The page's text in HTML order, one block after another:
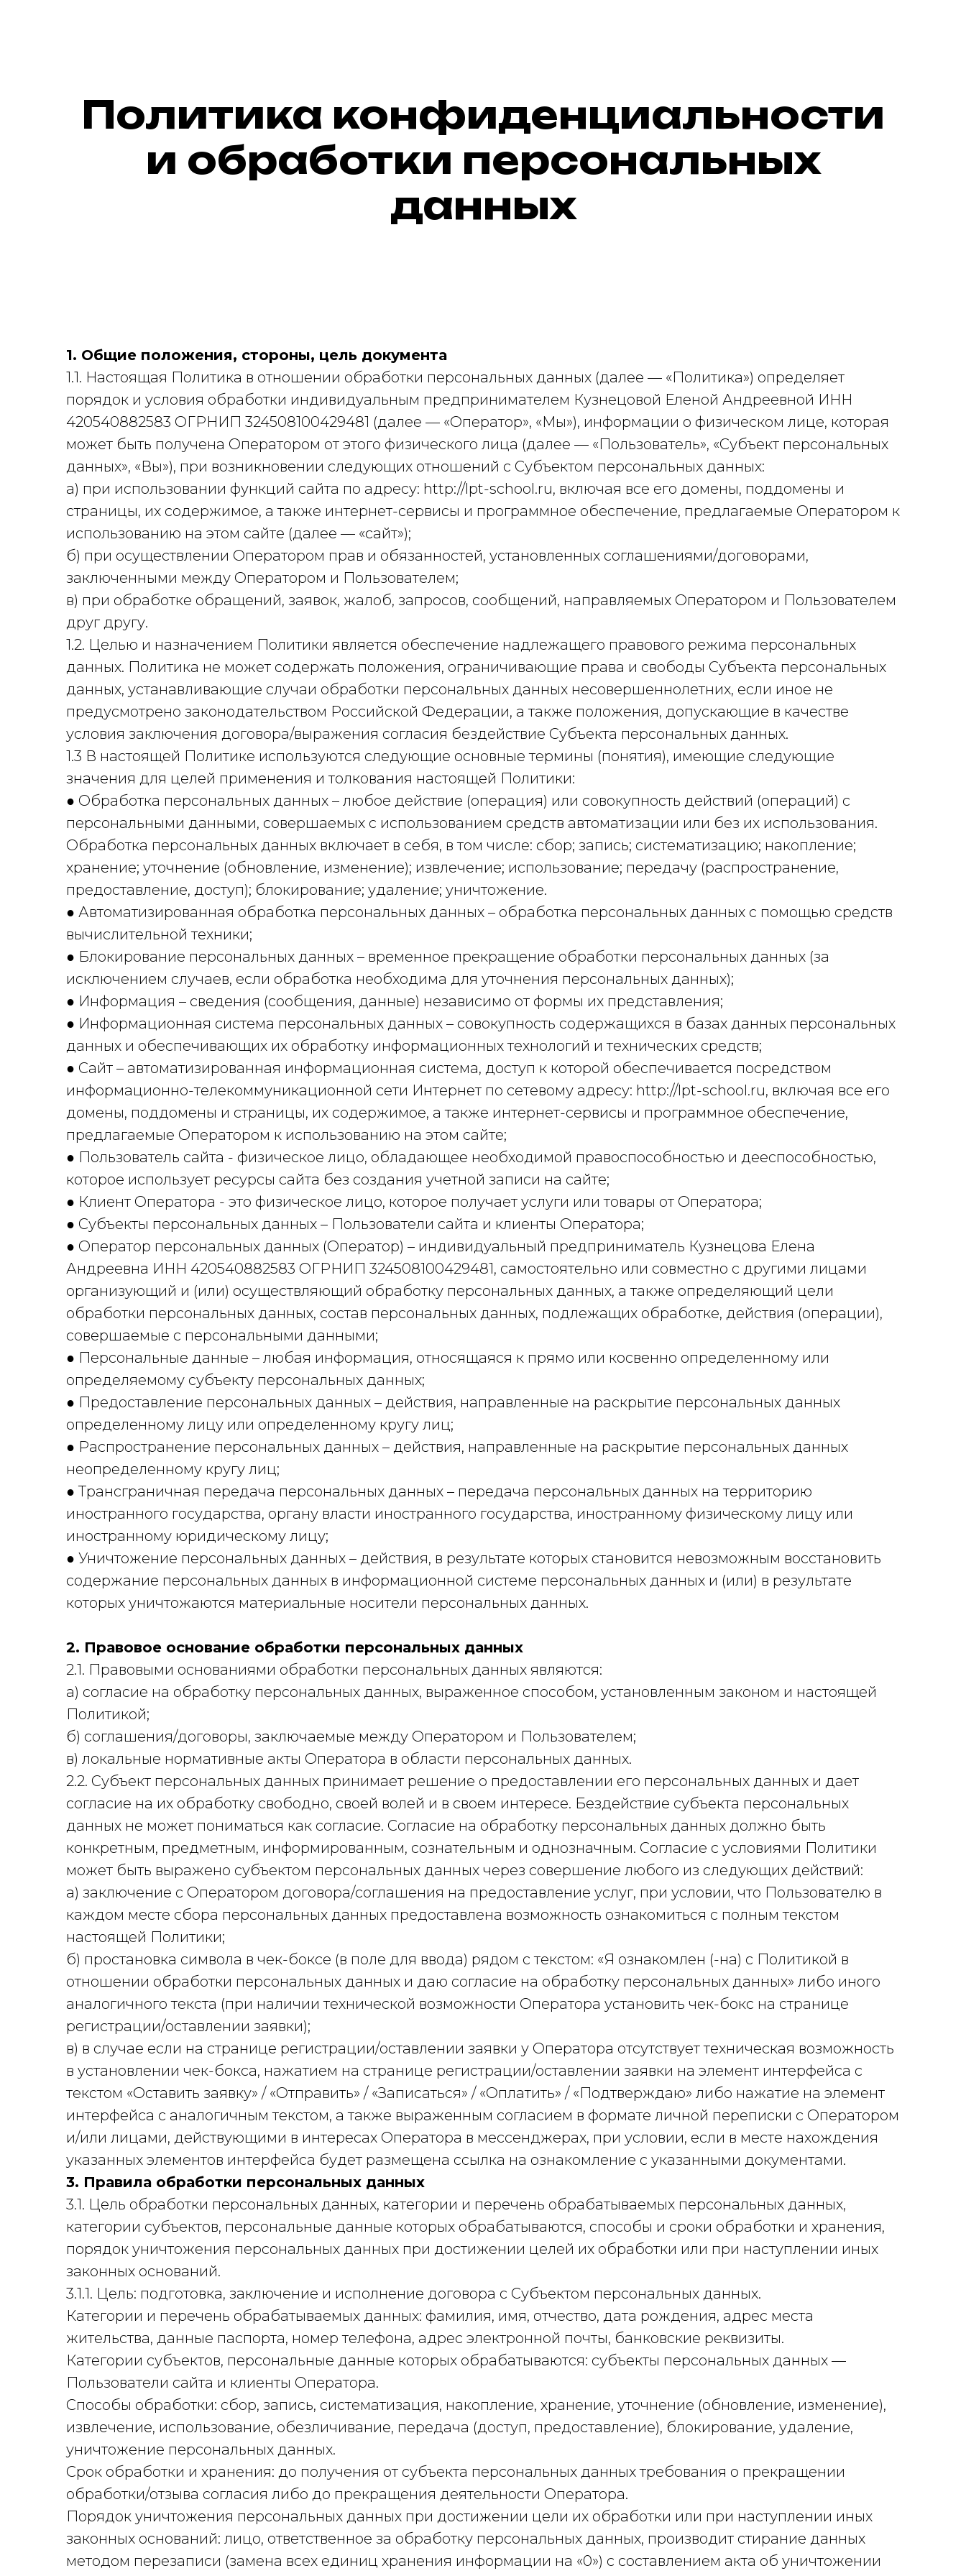
Политика конфиденциальности
и обработки персональных
данных
1. Общие положения, стороны, цель документа
1.1. Настоящая Политика в отношении обработки персональных данных (далее — «Политика») определяет
порядок и условия обработки индивидуальным предпринимателем Кузнецовой Еленой Андреевной ИНН
420540882583 ОГРНИП 324508100429481 (далее — «Оператор», «Мы»), информации о физическом лице, которая
может быть получена Оператором от этого физического лица (далее — «Пользователь», «Субъект персональных
данных», «Вы»), при возникновении следующих отношений с Субъектом персональных данных:
а) при использовании функций сайта по адресу: http://lpt-school.ru, включая все его домены, поддомены и
страницы, их содержимое, а также интернет-сервисы и программное обеспечение, предлагаемые Оператором к
использованию на этом сайте (далее — «сайт»);
б) при осуществлении Оператором прав и обязанностей, установленных соглашениями/договорами,
заключенными между Оператором и Пользователем;
в) при обработке обращений, заявок, жалоб, запросов, сообщений, направляемых Оператором и Пользователем
друг другу.
1.2. Целью и назначением Политики является обеспечение надлежащего правового режима персональных
данных. Политика не может содержать положения, ограничивающие права и свободы Субъекта персональных
данных, устанавливающие случаи обработки персональных данных несовершеннолетних, если иное не
предусмотрено законодательством Российской Федерации, а также положения, допускающие в качестве
условия заключения договора/выражения согласия бездействие Субъекта персональных данных.
1.3 В настоящей Политике используются следующие основные термины (понятия), имеющие следующие
значения для целей применения и толкования настоящей Политики:
● Обработка персональных данных – любое действие (операция) или совокупность действий (операций) с
персональными данными, совершаемых с использованием средств автоматизации или без их использования.
Обработка персональных данных включает в себя, в том числе: сбор; запись; систематизацию; накопление;
хранение; уточнение (обновление, изменение); извлечение; использование; передачу (распространение,
предоставление, доступ); блокирование; удаление; уничтожение.
● Автоматизированная обработка персональных данных – обработка персональных данных с помощью средств
вычислительной техники;
● Блокирование персональных данных – временное прекращение обработки персональных данных (за
исключением случаев, если обработка необходима для уточнения персональных данных);
● Информация – сведения (сообщения, данные) независимо от формы их представления;
● Информационная система персональных данных – совокупность содержащихся в базах данных персональных
данных и обеспечивающих их обработку информационных технологий и технических средств;
● Сайт – автоматизированная информационная система, доступ к которой обеспечивается посредством
информационно-телекоммуникационной сети Интернет по сетевому адресу: http://lpt-school.ru, включая все его
домены, поддомены и страницы, их содержимое, а также интернет-сервисы и программное обеспечение,
предлагаемые Оператором к использованию на этом сайте;
● Пользователь сайта - физическое лицо, обладающее необходимой правоспособностью и дееспособностью,
которое использует ресурсы сайта без создания учетной записи на сайте;
● Клиент Оператора - это физическое лицо, которое получает услуги или товары от Оператора;
● Субъекты персональных данных – Пользователи сайта и клиенты Оператора;
● Оператор персональных данных (Оператор) – индивидуальный предприниматель Кузнецова Елена
Андреевна ИНН 420540882583 ОГРНИП 324508100429481, самостоятельно или совместно с другими лицами
организующий и (или) осуществляющий обработку персональных данных, а также определяющий цели
обработки персональных данных, состав персональных данных, подлежащих обработке, действия (операции),
совершаемые с персональными данными;
● Персональные данные – любая информация, относящаяся к прямо или косвенно определенному или
определяемому субъекту персональных данных;
● Предоставление персональных данных – действия, направленные на раскрытие персональных данных
определенному лицу или определенному кругу лиц;
● Распространение персональных данных – действия, направленные на раскрытие персональных данных
неопределенному кругу лиц;
● Трансграничная передача персональных данных – передача персональных данных на территорию
иностранного государства, органу власти иностранного государства, иностранному физическому лицу или
иностранному юридическому лицу;
● Уничтожение персональных данных – действия, в результате которых становится невозможным восстановить
содержание персональных данных в информационной системе персональных данных и (или) в результате
которых уничтожаются материальные носители персональных данных.
2. Правовое основание обработки персональных данных
2.1. Правовыми основаниями обработки персональных данных являются:
а) согласие на обработку персональных данных, выраженное способом, установленным законом и настоящей
Политикой;
б) соглашения/договоры, заключаемые между Оператором и Пользователем;
в) локальные нормативные акты Оператора в области персональных данных.
2.2. Субъект персональных данных принимает решение о предоставлении его персональных данных и дает
согласие на их обработку свободно, своей волей и в своем интересе. Бездействие субъекта персональных
данных не может пониматься как согласие. Согласие на обработку персональных данных должно быть
конкретным, предметным, информированным, сознательным и однозначным. Согласие с условиями Политики
может быть выражено субъектом персональных данных через совершение любого из следующих действий:
а) заключение с Оператором договора/соглашения на предоставление услуг, при условии, что Пользователю в
каждом месте сбора персональных данных предоставлена возможность ознакомиться с полным текстом
настоящей Политики;
б) простановка символа в чек-боксе (в поле для ввода) рядом с текстом: «Я ознакомлен (-на) с Политикой в
отношении обработки персональных данных и даю согласие на обработку персональных данных» либо иного
аналогичного текста (при наличии технической возможности Оператора установить чек-бокс на странице
регистрации/оставлении заявки);
в) в случае если на странице регистрации/оставлении заявки у Оператора отсутствует техническая возможность
в установлении чек-бокса, нажатием на странице регистрации/оставлении заявки на элемент интерфейса с
текстом «Оставить заявку» / «Отправить» / «Записаться» / «Оплатить» / «Подтверждаю» либо нажатие на элемент
интерфейса с аналогичным текстом, а также выраженным согласием в формате личной переписки с Оператором
и/или лицами, действующими в интересах Оператора в мессенджерах, при условии, если в месте нахождения
указанных элементов интерфейса будет размещена ссылка на ознакомление с указанными документами.
3. Правила обработки персональных данных
3.1. Цель обработки персональных данных, категории и перечень обрабатываемых персональных данных,
категории субъектов, персональные данные которых обрабатываются, способы и сроки обработки и хранения,
порядок уничтожения персональных данных при достижении целей их обработки или при наступлении иных
законных оснований.
3.1.1. Цель: подготовка, заключение и исполнение договора с Субъектом персональных данных.
Категории и перечень обрабатываемых данных: фамилия, имя, отчество, дата рождения, адрес места
жительства, данные паспорта, номер телефона, адрес электронной почты, банковские реквизиты.
Категории субъектов, персональные данные которых обрабатываются: субъекты персональных данных —
Пользователи сайта и клиенты Оператора.
Способы обработки: сбор, запись, систематизация, накопление, хранение, уточнение (обновление, изменение),
извлечение, использование, обезличивание, передача (доступ, предоставление), блокирование, удаление,
уничтожение персональных данных.
Срок обработки и хранения: до получения от субъекта персональных данных требования о прекращении
обработки/отзыва согласия либо до прекращения деятельности Оператора.
Порядок уничтожения персональных данных при достижении цели их обработки или при наступлении иных
законных оснований: лицо, ответственное за обработку персональных данных, производит стирание данных
методом перезаписи (замена всех единиц хранения информации на «0») с составлением акта об уничтожении